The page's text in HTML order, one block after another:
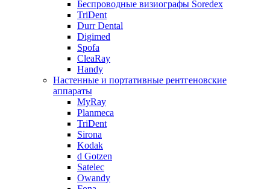
Беспроводные визиографы Soredex
TriDent
Durr Dental
Digimed
Spofa
CleaRay
Handy
Настенные и портативные рентгеновские
аппараты
MyRay
Planmeca
TriDent
Sirona
Kodak
d Gotzen
Satelec
Owandy